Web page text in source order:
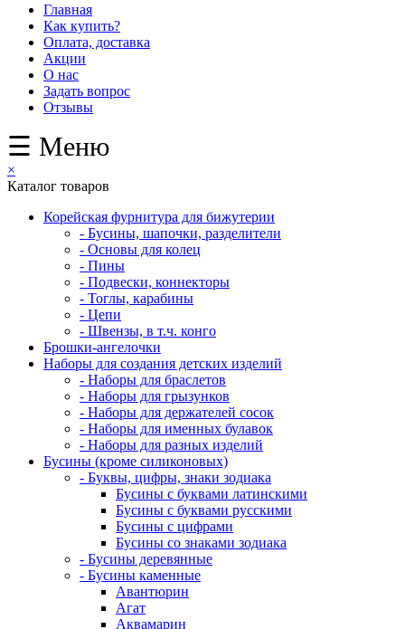
Главная
Как купить?
Оплата, доставка
Акции
О нас
Задать вопрос
Отзывы
☰ Меню
×
Каталог товаров
Корейская фурнитура для бижутерии
- Бусины, шапочки, разделители
- Основы для колец
- Пины
- Подвески, коннекторы
- Тоглы, карабины
- Цепи
- Швензы, в т.ч. конго
Брошки-ангелочки
Наборы для создания детских изделий
- Наборы для браслетов
- Наборы для грызунков
- Наборы для держателей сосок
- Наборы для именных булавок
- Наборы для разных изделий
Бусины (кроме силиконовых)
- Буквы, цифры, знаки зодиака
Бусины с буквами латинскими
Бусины с буквами русскими
Бусины с цифрами
Бусины со знаками зодиака
- Бусины деревянные
- Бусины каменные
Авантюрин
Агат
Аквамарин